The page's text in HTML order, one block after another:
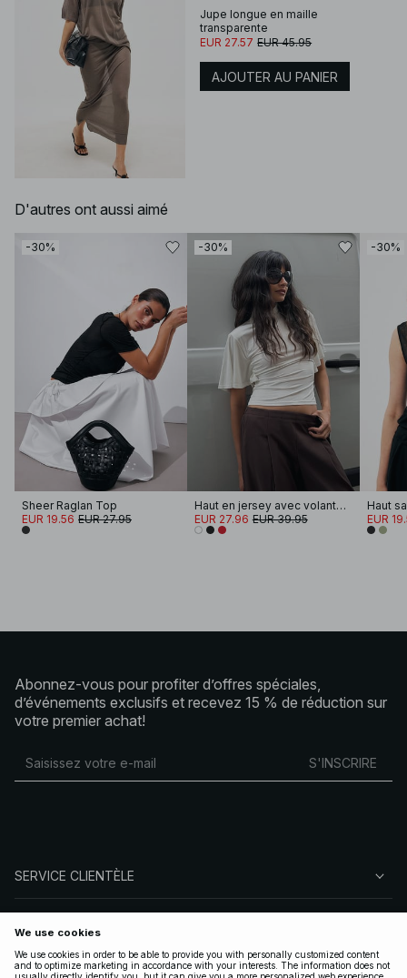
Jupe longue en maille
transparente
EUR 27.57 EUR 45.95
AJOUTER AU PANIER
D'autres ont aussi aimé
-30%
Sheer Raglan Top
EUR 19.56 EUR 27.95
-30%
Haut en jersey avec volants et épaulettes
EUR 27.96 EUR 39.95
-30%
EUR
Abonnez-vous pour profiter d’offres spéciales,
d’événements exclusifs et recevez 15 % de réduction sur
votre premier achat!
S'INSCRIRE
SERVICE CLIENTÈLE
SUIVEZ-NOUS